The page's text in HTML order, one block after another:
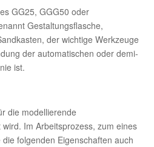
GG25, GGG50 oder
Gestaltungsflasche,
der wichtige Werkzeuge
der automatischen oder demi-
ist.
die modellierende
Im Arbeitsprozess, zum eines
folgenden Eigenschaften auch